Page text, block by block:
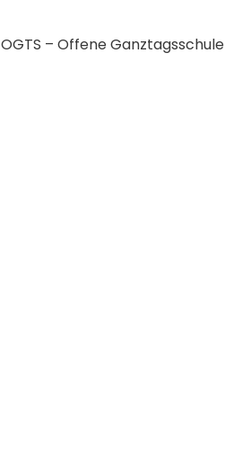
OGTS – Offene Ganztagsschule